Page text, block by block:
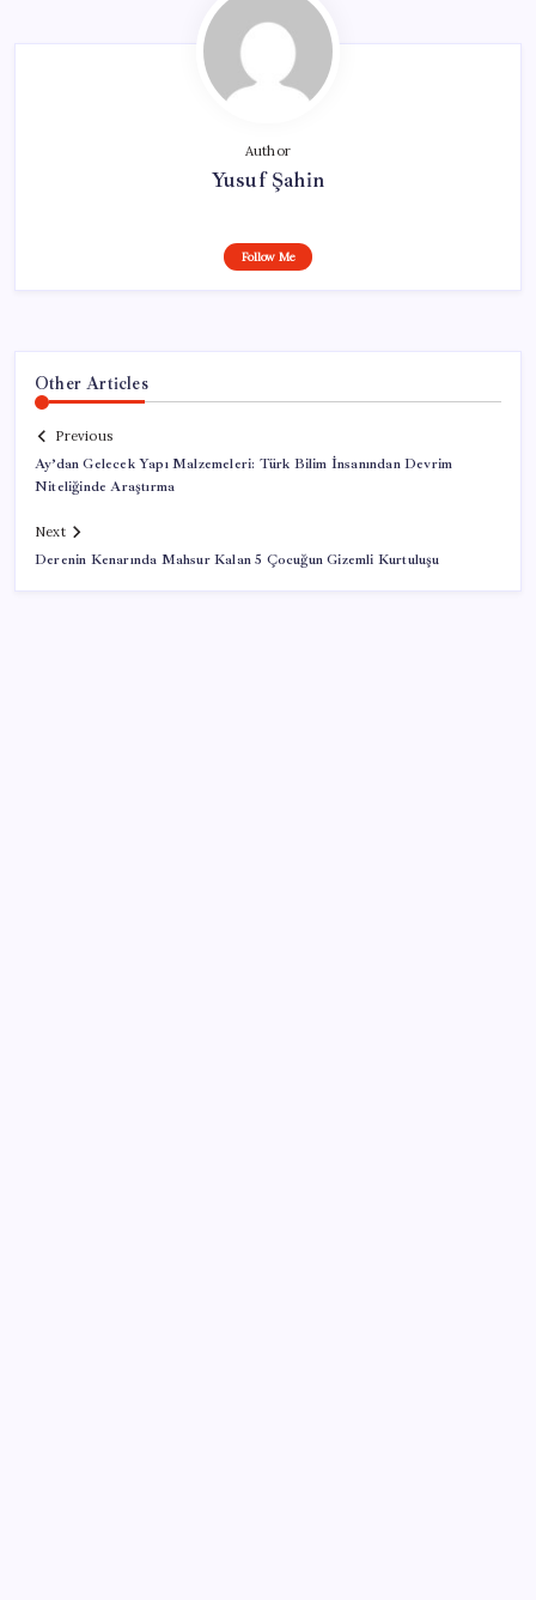
Author
Yusuf Şahin
Follow Me
Other Articles
Previous
Ay’dan Gelecek Yapı Malzemeleri: Türk Bilim İnsanından Devrim
Niteliğinde Araştırma
Next
Derenin Kenarında Mahsur Kalan 5 Çocuğun Gizemli Kurtuluşu